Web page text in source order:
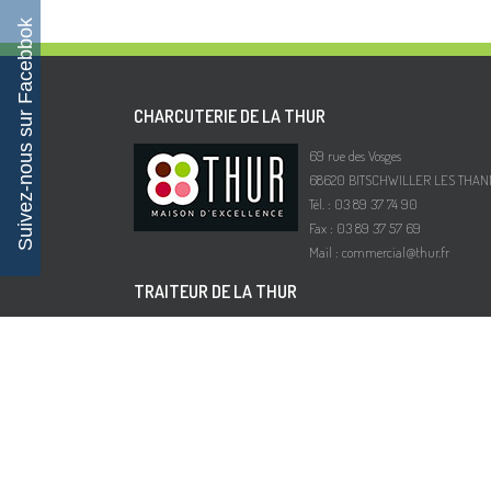
CHARCUTERIE DE LA THUR
69 rue des Vosges
68620 BITSCHWILLER LES
Tél. : 03 89 37 74 90
Fax : 03 89 37 57 69
Mail : commercial@thur.fr
TRAITEUR DE LA THUR
Suivez-nous sur Facebbok